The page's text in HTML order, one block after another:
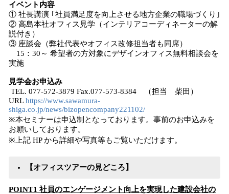
イベント内容
① 社⾧講演 ｢社員満足度を向上させる地方企業の職場づくり｣
② 高島本社オフィス見学（インテリアコーディネーターの解
説付き）
③ 座談会（弊社代表やオフィス改修担当者も同席）
15：30～ 希望者の方対象にデザインオフィス無料相談会を
実施
見学会お申込み
TEL. 077-572-3879 Fax.077-573-8384 （担当 柴田）
URLhttps://www.sawamura-
shiga.co.jp/news/bizopencompany221102/
※本セミナーは申込制となっております。事前のお申込みを
お願いしております。
※上記 HP から詳細や写真等もご覧いただけます。
【オフィスツアーの見どころ】
POINT1 社員のエンゲージメント向上を実現した建設会社の